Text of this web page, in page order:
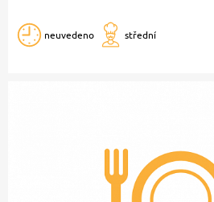
neuvedeno střední